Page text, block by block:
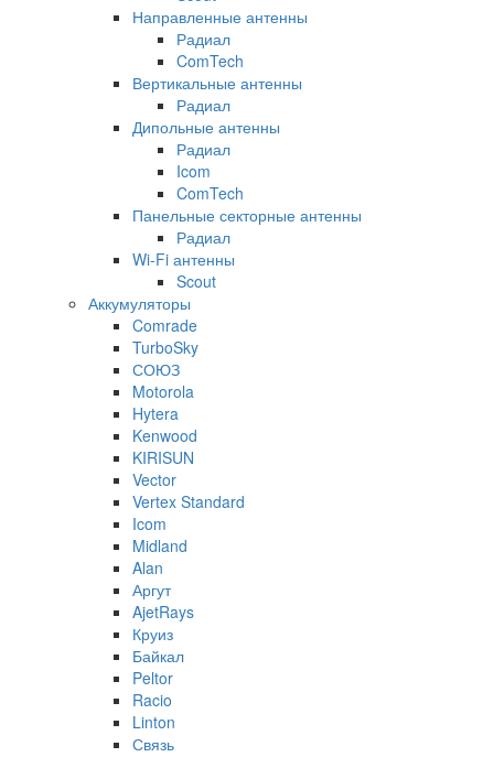
Направленные антенны
Радиал
ComTech
Вертикальные антенны
Радиал
Дипольные антенны
Радиал
Icom
ComTech
Панельные секторные антенны
Радиал
Wi-Fi антенны
Scout
Аккумуляторы
Comrade
TurboSky
СОЮЗ
Motorola
Hytera
Kenwood
KIRISUN
Vector
Vertex Standard
Icom
Midland
Alan
Аргут
AjetRays
Круиз
Байкал
Peltor
Racio
Linton
Связь